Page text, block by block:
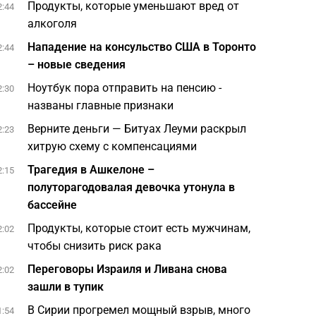
Продукты, которые уменьшают вред от
алкоголя
Нападение на консульство США в Торонто
– новые сведения
Ноутбук пора отправить на пенсию -
названы главные признаки
Верните деньги — Битуах Леуми раскрыл
хитрую схему с компенсациями
Трагедия в Ашкелоне –
полуторагодовалая девочка утонула в
бассейне
Продукты, которые стоит есть мужчинам,
чтобы снизить риск рака
Переговоры Израиля и Ливана снова
зашли в тупик
В Сирии прогремел мощный взрыв, много